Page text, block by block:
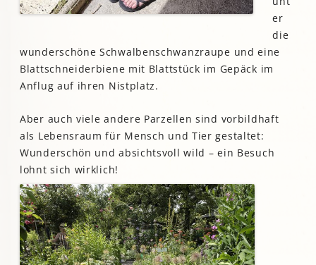
er
die
wunderschöne Schwalbenschwanzraupe und eine
Blattschneiderbiene mit Blattstück im Gepäck im
Anflug auf ihren Nistplatz.
Aber auch viele andere Parzellen sind vorbildhaft
als Lebensraum für Mensch und Tier gestaltet:
Wunderschön und absichtsvoll wild – ein Besuch
lohnt sich wirklich!